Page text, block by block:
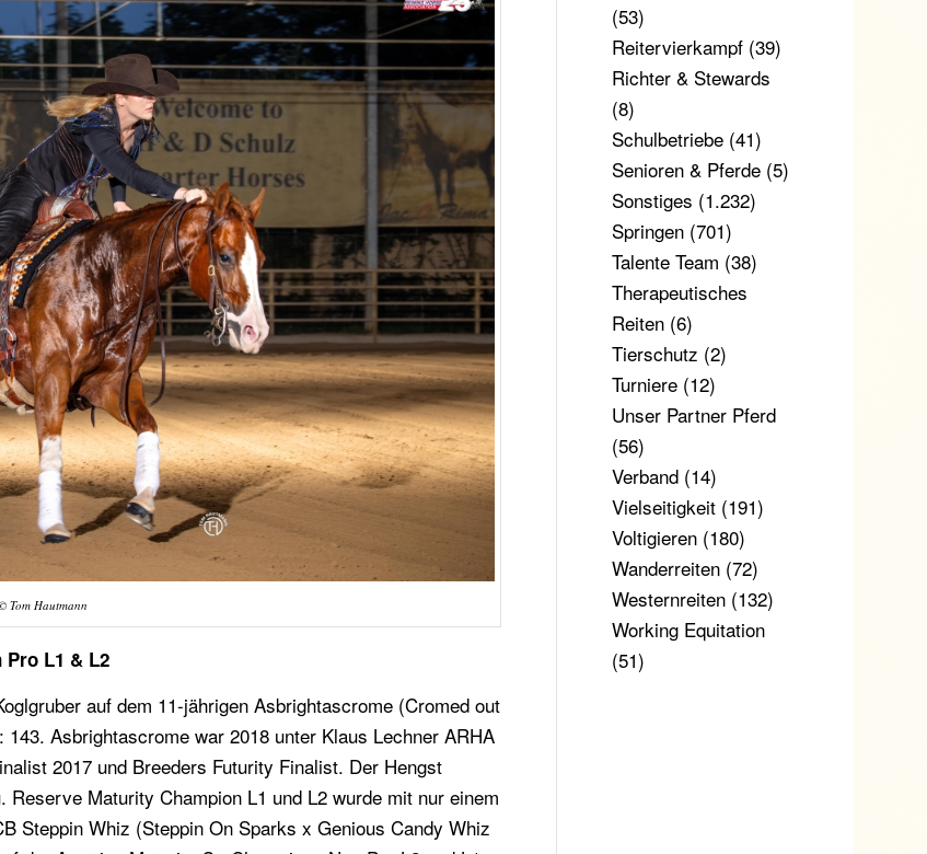
Tom Hautmann
L1 & L2
auf dem 11-jährigen Asbrightascrome (Cromed out
Asbrightascrome war 2018 unter Klaus Lechner ARHA
2017 und Breeders Futurity Finalist. Der Hengst
Maturity Champion L1 und L2 wurde mit nur einem
Steppin Whiz (Steppin On Sparks x Genious Candy Whiz
(53)
Reitervierkampf(39)
Richter & Stewards
(8)
Schulbetriebe(41)
Senioren & Pferde(5)
Sonstiges (1.232)
Springen(701)
Talente Team (38)
Therapeutisches
Reiten(6)
Tierschutz (2)
Turniere(12)
Unser Partner Pferd
(56)
Verband(14)
Vielseitigkeit(191)
Voltigieren(180)
Wanderreiten(72)
Westernreiten(132)
Working Equitation
(51)